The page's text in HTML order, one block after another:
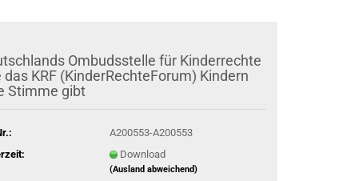
Ombudsstelle für Kinderrechte
das KRF (KinderRechteForum) Kindern
Stimme gibt
A200553-A200553
Download
(Ausland abweichend)